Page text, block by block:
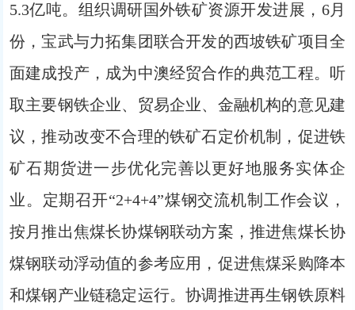
5.3亿吨。组织调研国外铁矿资源开发进展，6月
份，宝武与力拓集团联合开发的西坡铁矿项目全
面建成投产，成为中澳经贸合作的典范工程。听
取主要钢铁企业、贸易企业、金融机构的意见建
议，推动改变不合理的铁矿石定价机制，促进铁
矿石期货进一步优化完善以更好地服务实体企
业。定期召开“2+4+4”煤钢交流机制工作会议，
按月推出焦煤长协煤钢联动方案，推进焦煤长协
煤钢联动浮动值的参考应用，促进焦煤采购降本
和煤钢产业链稳定运行。协调推进再生钢铁原料